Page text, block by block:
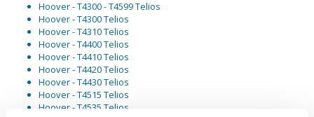
Hoover - T4300 - T4599 Telios
Hoover - T4300 Telios
Hoover - T4310 Telios
Hoover - T4400 Telios
Hoover - T4410 Telios
Hoover - T4420 Telios
Hoover - T4430 Telios
Hoover - T4515 Telios
Hoover - T4535 Telios